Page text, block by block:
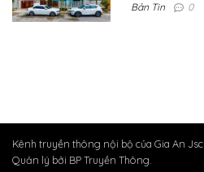
Bản Tin 0
Kênh truyền thông nội bộ của Gia An Jsc.
Quản lý bởi BP Truyền Thông.